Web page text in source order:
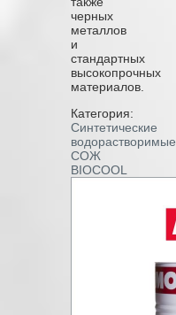
черных
металлов
и
стандартных
высокопрочных
материалов.
Категория:
Синтетические
водорастворимые
СОЖ
BIOCOOL